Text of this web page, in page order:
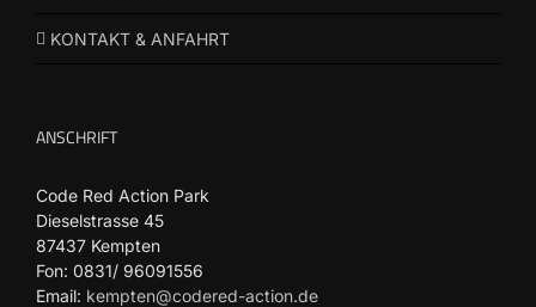
KONTAKT & ANFAHRT
ANSCHRIFT
Code Red Action Park
Dieselstrasse 45
87437 Kempten
Fon: 0831/ 96091556
Email: kempten@codered-action.de